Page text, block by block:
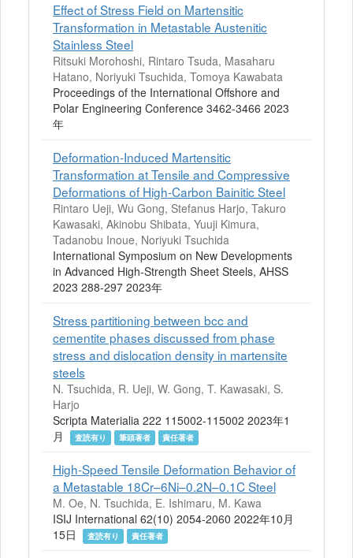
Effect of Stress Field on Martensitic
Transformation in Metastable Austenitic
Stainless Steel
Ritsuki Morohoshi, Rintaro Tsuda, Masaharu
Hatano, Noriyuki Tsuchida, Tomoya Kawabata
Proceedings of the International Offshore and
Polar Engineering Conference 3462-3466 2023
年
Deformation-Induced Martensitic
Transformation at Tensile and Compressive
Deformations of High-Carbon Bainitic Steel
Rintaro Ueji, Wu Gong, Stefanus Harjo, Takuro
Kawasaki, Akinobu Shibata, Yuuji Kimura,
Tadanobu Inoue, Noriyuki Tsuchida
International Symposium on New Developments
in Advanced High-Strength Sheet Steels, AHSS
2023 288-297 2023年
Stress partitioning between bcc and
cementite phases discussed from phase
stress and dislocation density in martensite
steels
N. Tsuchida, R. Ueji, W. Gong, T. Kawasaki, S.
Harjo
Scripta Materialia 222 115002-115002 2023年1
月
査読有り 筆頭著者 責任著者
High-Speed Tensile Deformation Behavior of
a Metastable 18Cr–6Ni–0.2N–0.1C Steel
M. Oe, N. Tsuchida, E. Ishimaru, M. Kawa
ISIJ International 62(10) 2054-2060 2022年10月
15日
査読有り 責任著者